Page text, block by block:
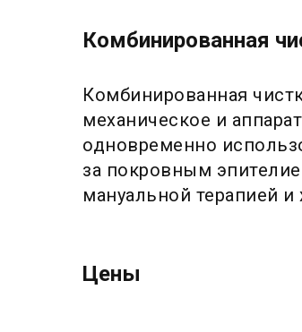
Комбинированная
Комбинированная
механическое и
одновременно
за покровным
мануальной терапией
Цены